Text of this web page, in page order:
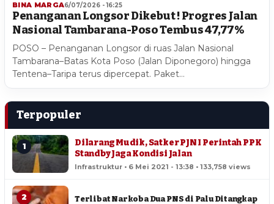
BINA MARGA6/07/2026 - 16:25
Penanganan Longsor Dikebut ! Progres Jalan
Nasional Tambarana-Poso Tembus 47,77%
POSO – Penanganan Longsor di ruas Jalan Nasional
Tambarana–Batas Kota Poso (Jalan Diponegoro) hingga
Tentena–Taripa terus dipercepat. Paket…
Terpopuler
1
Dilarang Mudik, Satker PJN I Perintah PPK
Standby Jaga Kondisi Jalan
Infrastruktur • 6 Mei 2021 - 13:38 • 133,758 views
2 Terlibat Narkoba Dua PNS di Palu Ditangkap